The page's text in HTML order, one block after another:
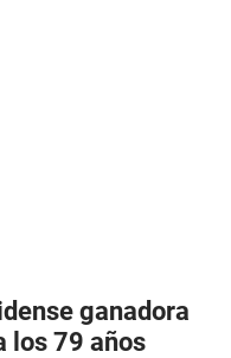
ganadora
los 79 años